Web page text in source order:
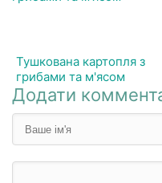
Тушкована картопля з
грибами та м'ясом
Додати